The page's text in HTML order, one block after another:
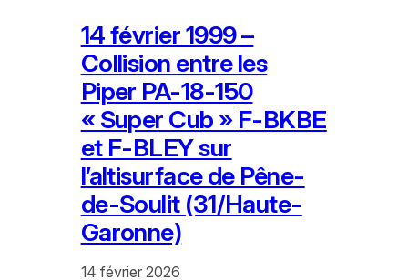
14 février 1999 –
Collision entre les
Piper PA-18-150
« Super Cub » F-BKBE
et F-BLEY sur
l’altisurface de Pêne-
de-Soulit (31/Haute-
Garonne)
14 février 2026